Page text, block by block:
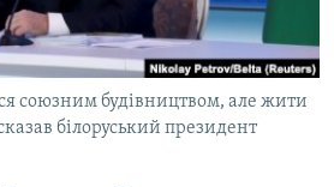
КРИМУ
союзним будівництвом, але жити
білоруський президент